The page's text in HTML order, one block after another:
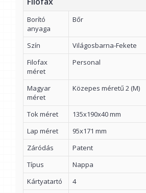
Borító
anyaga
Bőr
Szín
Világosbarna-Fekete
Filofax
méret
Personal
Magyar
méret
Közepes méretű 2 (M)
Tok méret
135x190x40 mm
Lap méret
95x171 mm
Záródás
Patent
Típus
Nappa
Kártyatartó
4